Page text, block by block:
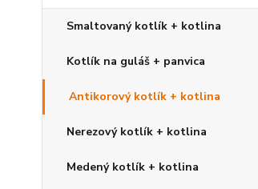
Smaltovaný kotlík + kotlina
Kotlík na guláš + panvica
Antikorový kotlík + kotlina
Nerezový kotlík + kotlina
Medený kotlík + kotlina